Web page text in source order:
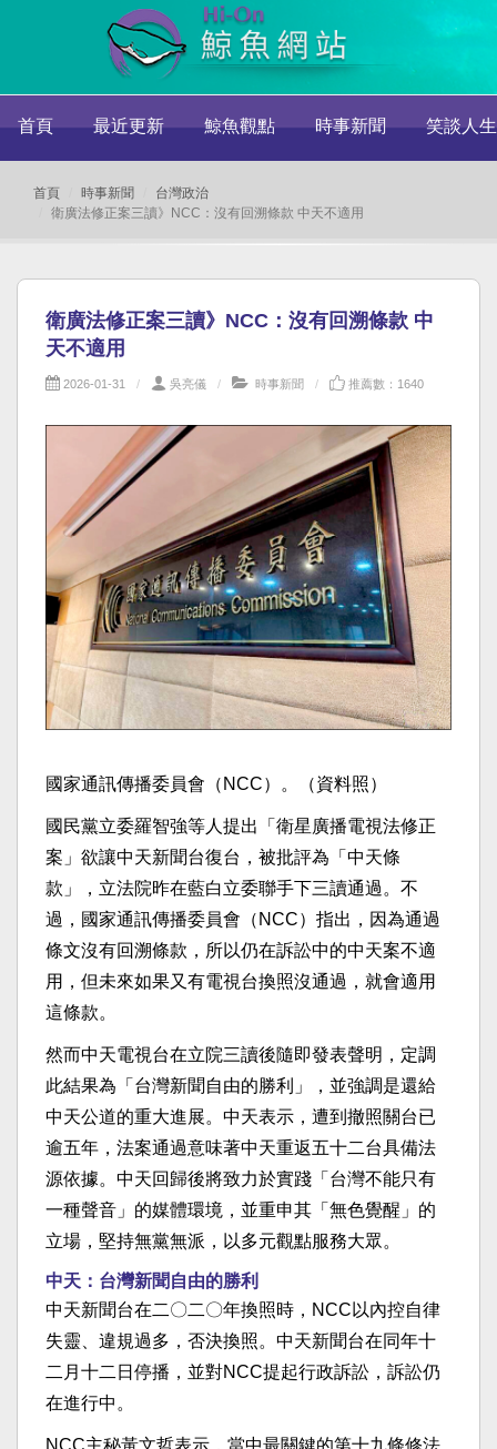
首頁 最近更新 鯨魚觀點 時事新聞 笑談人生
首頁 時事新聞
台灣政治
衛廣法修正案三讀》NCC：沒有回溯條款 中天不適用
衛廣法修正案三讀》NCC：沒有回溯條款 中
天不適用
2026-01-31 吳亮儀 時事新聞 推薦數：1640
國家通訊傳播委員會（NCC）。（資料照）
國民黨立委羅智強等人提出「衛星廣播電視法修正
案」欲讓中天新聞台復台，被批評為「中天條
款」，立法院昨在藍白立委聯手下三讀通過。不
過，國家通訊傳播委員會（NCC）指出，因為通過
條文沒有回溯條款，所以仍在訴訟中的中天案不適
用，但未來如果又有電視台換照沒通過，就會適用
這條款。
然而中天電視台在立院三讀後隨即發表聲明，定調
此結果為「台灣新聞自由的勝利」，並強調是還給
中天公道的重大進展。中天表示，遭到撤照關台已
逾五年，法案通過意味著中天重返五十二台具備法
源依據。中天回歸後將致力於實踐「台灣不能只有
一種聲音」的媒體環境，並重申其「無色覺醒」的
立場，堅持無黨無派，以多元觀點服務大眾。
中天：台灣新聞自由的勝利
中天新聞台在二〇二〇年換照時，NCC以內控自律
失靈、違規過多，否決換照。中天新聞台在同年十
二月十二日停播，並對NCC提起行政訴訟，訴訟仍
在進行中。
NCC主秘黃文哲表示，當中最關鍵的第十九條修法